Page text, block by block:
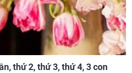
thứ 2, thứ 3, thứ 4, 3 con